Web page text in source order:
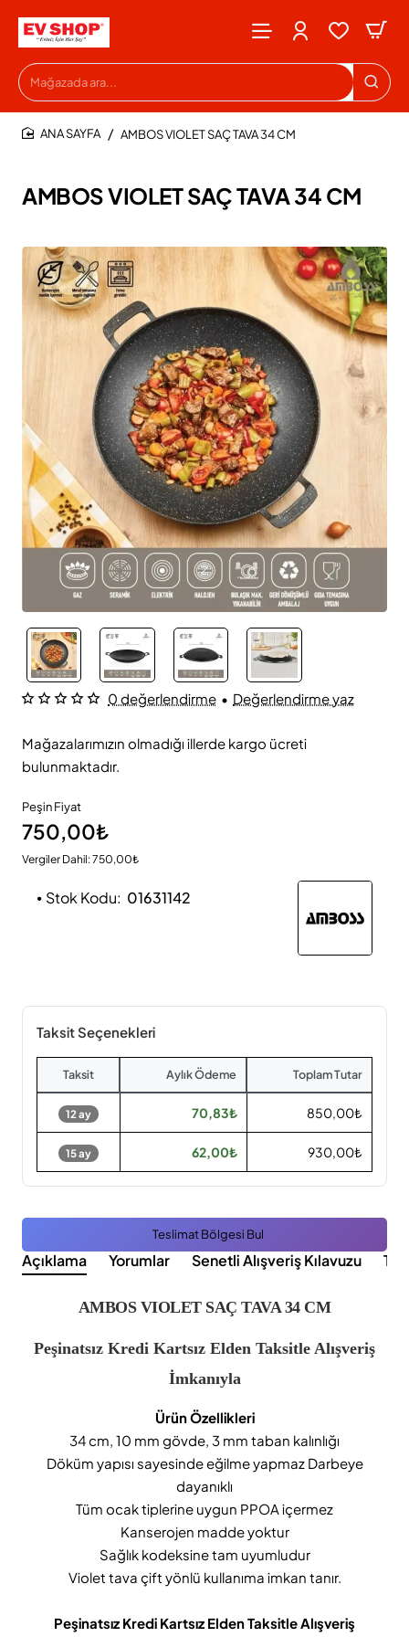
Mağazada
ara...
AMBOS VIOLET SAÇ TAVA 34 CM
AMBOS VIOLET SAÇ TAVA 34 CM
Mağazalarımızın olmadığı illerde kargo ücreti
bulunmaktadır.
0 değerlendirme • Değerlendirme yaz
Peşin Fiyat
750,00₺
Vergiler Dahil: 750,00₺
Stok Kodu: 01631142
Taksit Seçenekleri
Taksit Aylık Ödeme Toplam Tutar
12 ay 70,83₺ 850,00₺
15 ay 62,00₺ 930,00₺
Teslimat Bölgesi Bul
Açıklama Yorumlar Senetli Alışveriş Kılavuzu
AMBOS VIOLET SAÇ TAVA 34 CM
Peşinatsız Kredi Kartsız Elden Taksitle Alışveriş
İmkanıyla
Ürün Özellikleri
34 cm, 10 mm gövde, 3 mm taban kalınlığı
Döküm yapısı sayesinde eğilme yapmaz Darbeye
dayanıklı
Tüm ocak tiplerine uygun PPOA içermez
Kanserojen madde yoktur
Sağlık kodeksine tam uyumludur
Violet tava çift yönlü kullanıma imkan tanır.
Peşinatsız Kredi Kartsız Elden Taksitle Alışveriş